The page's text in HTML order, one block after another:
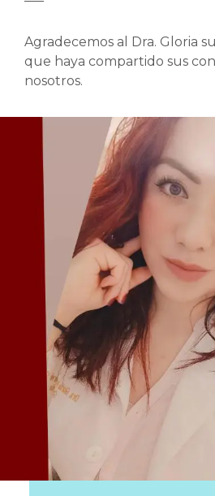
Agradecemos al Dra. Gloria
que haya compartido sus
nosotros.